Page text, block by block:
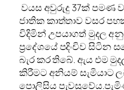
වයස අවුරුදු 37ක් පමණ
ජාතික කාත්තාව වසර
විදිමින් උපයාගත් මුදල
ප්‍රදේශයේ පදිංචිව සිටින
බැර කර තිබේ. ඇය එම
කිරීමට අනියම් සැමියාට
පොලිසිය